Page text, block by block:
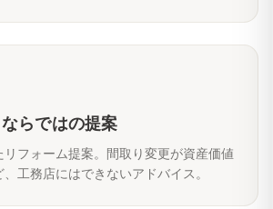
らではの提案
フォーム提案。間取り変更が資産価値
工務店にはできないアドバイス。